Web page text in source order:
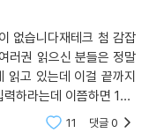
는 수출 등의 경제 상황
은 대기업에 다니지만
빠 때는 삼성에 다녔지만,
만두고 나와 실직자로 1
은 아빠가 잘나갈 때 강
물을 사둔 덕분에 공실도
문제에 관한 대목은 참
우리가 상상도 못 할 편
게 위협할 것이다. 이 변
도 당신의 미래는 결코
없습니다재테크 첨 감잡
러권 읽으신 분들은 정말
읽고 있는데 이걸 끝까지
하라는데 이쯤하면 150
.이런 거인데 .. ㅠㅠ 다
11 댓글0